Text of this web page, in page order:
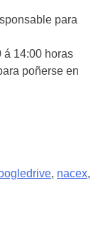
para
á 14:00 horas
poñerse en
, nacex,